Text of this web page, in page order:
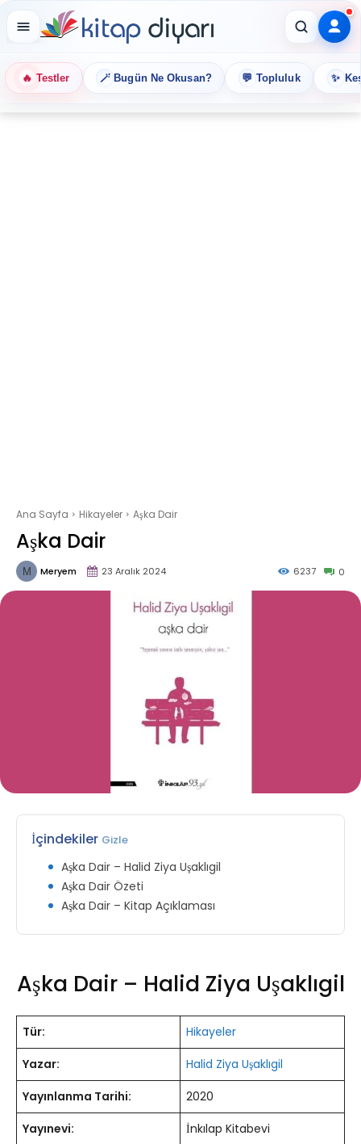
🔥 Testler 🪄 Bugün Ne Okusan? 💬 Topluluk ✨
Ana Sayfa Hikayeler Aşka Dair
Aşka Dair
Meryem 23 Aralık 2024 0
6237
İçindekiler Gizle
Aşka Dair – Halid Ziya Uşaklıgil
Aşka Dair Özeti
Aşka Dair – Kitap Açıklaması
Aşka Dair – Halid Ziya Uşaklıgil
Tür:
Hikayeler
Yazar:
Halid Ziya Uşaklıgil
Yayınlanma Tarihi:
2020
Yayınevi:
İnkılap Kitabevi